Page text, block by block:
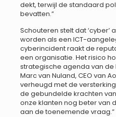
dekt, terwijl de standaard
bevatten.”
Schouteren stelt dat ‘cyber’
worden als een ICT-
cyberincident raakt de
een organisatie. Het risico
strategische agenda van de
Marc van Nuland, CEO van
verheugd met de
de gebundelde krachten
onze klanten nog beter van
aan de toenemende vraag.”